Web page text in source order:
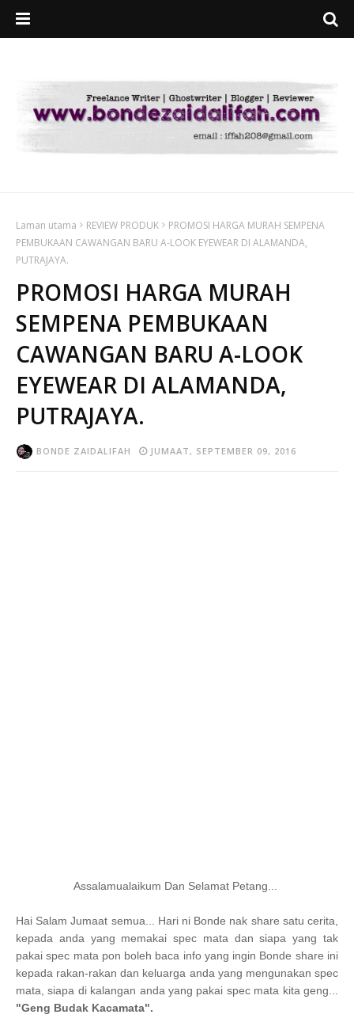
Laman utama REVIEW PRODUK
PROMOSI HARGA MURAH SEMPENA
PEMBUKAAN CAWANGAN BARU A-LOOK EYEWEAR DI ALAMANDA,
PUTRAJAYA.
PROMOSI HARGA MURAH
SEMPENA PEMBUKAAN
CAWANGAN BARU A-LOOK
EYEWEAR DI ALAMANDA,
PUTRAJAYA.
BONDE ZAIDALIFAH JUMAAT, SEPTEMBER 09, 2016
Assalamualaikum Dan Selamat Petang...
Hai Salam Jumaat semua... Hari ni Bonde nak share satu cerita,
kepada anda yang memakai spec mata dan siapa yang tak
pakai spec mata pon boleh baca info yang ingin Bonde share ini
kepada rakan-rakan dan keluarga anda yang mengunakan spec
mata, siapa di kalangan anda yang pakai spec mata kita geng...
"Geng Budak Kacamata".